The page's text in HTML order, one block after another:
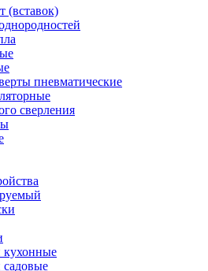
(вставок)
пневматические
сверления
кухонные
садовые